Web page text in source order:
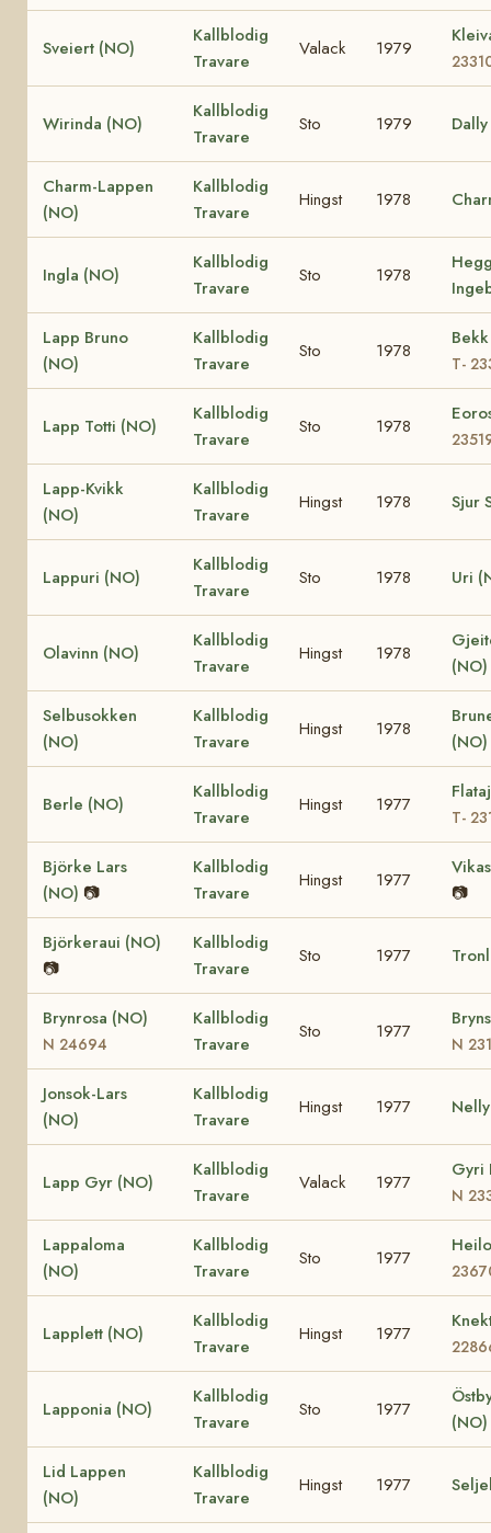
Sveiert (NO)
Kallblodig
Travare
Valack 1979
Wirinda (NO)
Kallblodig
Travare
Sto 1979
Charm-Lappen
(NO)
Kallblodig
Travare
Hingst 1978
Ingla (NO)
Kallblodig
Travare
Sto 1978
Lapp Bruno
(NO)
Kallblodig
Travare
Sto 1978
T-
Lapp Totti (NO)
Kallblodig
Travare
Sto 1978
Lapp-Kvikk
(NO)
Kallblodig
Travare
Hingst 1978 Sjur
Lappuri (NO)
Kallblodig
Travare
Sto 1978 Uri
Olavinn (NO)
Kallblodig
Travare
Hingst 1978
(NO)
Selbusokken
(NO)
Kallblodig
Travare
Hingst 1978
(NO)
Berle (NO)
Kallblodig
Travare
Hingst 1977
T-
Björke Lars
(NO) 📷
Kallblodig
Travare
Hingst 1977
📷
Björkeraui (NO)
📷
Kallblodig
Travare
Sto 1977
Brynrosa (NO)
N 24694
Kallblodig
Travare
Sto 1977
N
Jonsok-Lars
(NO)
Kallblodig
Travare
Hingst 1977
Lapp Gyr (NO)
Kallblodig
Travare
Valack 1977
Gyri
N
Lappaloma
(NO)
Kallblodig
Travare
Sto 1977
Lapplett (NO)
Kallblodig
Travare
Hingst 1977
Lapponia (NO)
Kallblodig
Travare
Sto 1977
(NO)
Lid Lappen
(NO)
Kallblodig
Travare
Hingst 1977